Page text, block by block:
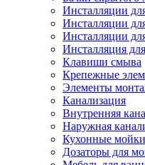
Инсталляции
Инсталляции
Инсталляции
Инсталляция
Клавиши смыва
Крепежные
Элементы
Канализация
Внутренняя
Наружная
Кухонные мойки
Дозаторы для